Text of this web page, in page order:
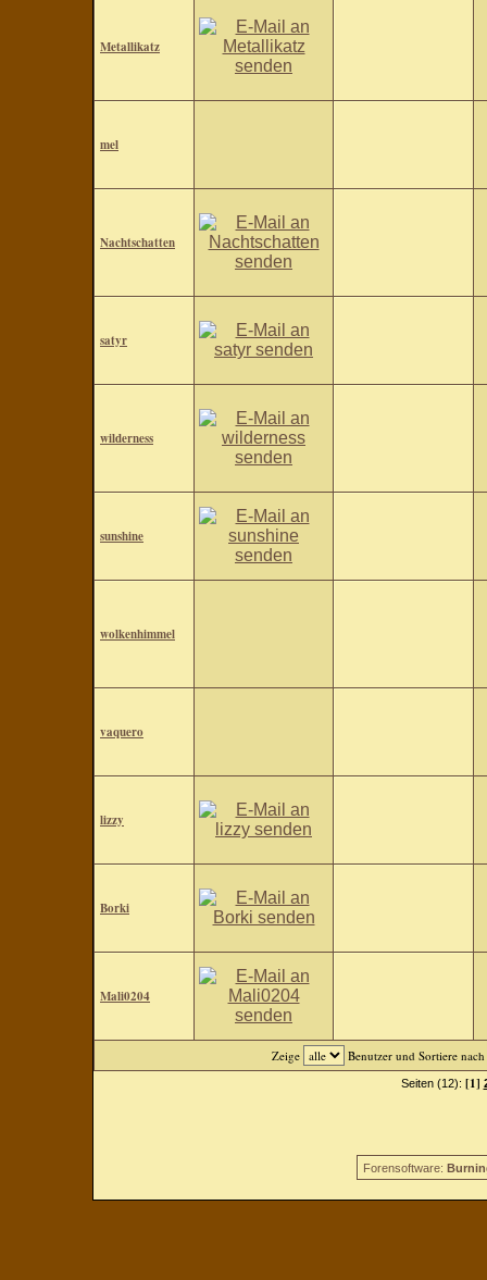
Metallikatz
mel
Nachtschatten
satyr
wilderness
sunshine
wolkenhimmel
vaquero
lizzy
Borki
Mali0204
Zeige Benutzer und Sortiere nach
Seiten (12): [1]
Forensoftware: